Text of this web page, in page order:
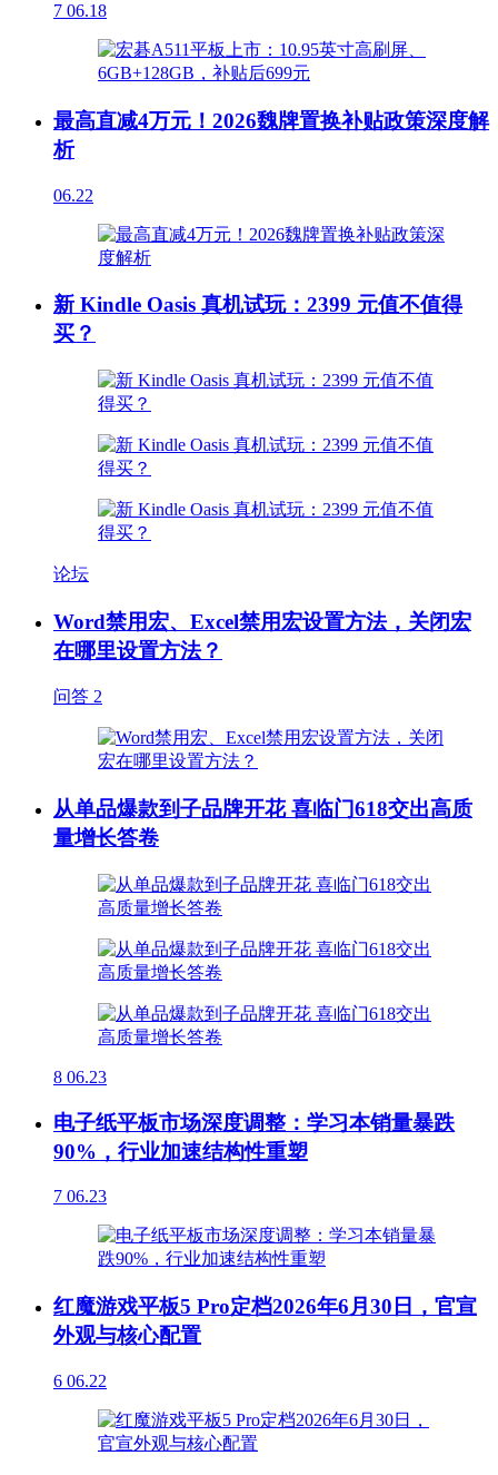
7 06.18
最高直减4万元！2026魏牌置换补贴政策深度解
析
06.22
新 Kindle Oasis 真机试玩：2399 元值不值得
买？
论坛
Word禁用宏、Excel禁用宏设置方法，关闭宏
在哪里设置方法？
问答 2
从单品爆款到子品牌开花 喜临门618交出高质
量增长答卷
8 06.23
电子纸平板市场深度调整：学习本销量暴跌
90%，行业加速结构性重塑
7 06.23
红魔游戏平板5 Pro定档2026年6月30日，官宣
外观与核心配置
6 06.22